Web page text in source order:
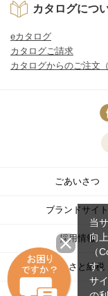
カタログにつ
eカタログ
カタログご請求
カタログからのご注文
ごあいさつ
ブランドサイト
採用情報
ふるさと納税
当
向
（
す。
サ